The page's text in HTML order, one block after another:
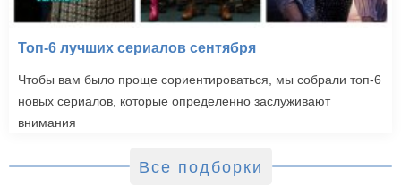
Топ-6 лучших сериалов сентября
Чтобы вам было проще сориентироваться, мы собрали топ-6
новых сериалов, которые определенно заслуживают
внимания
Все подборки